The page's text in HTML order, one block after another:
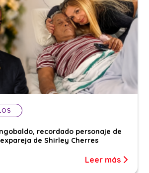
recordado personaje de
de Shirley Cherres
Leer más